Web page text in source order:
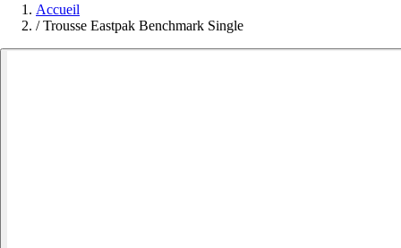
Accueil
/ Trousse Eastpak Benchmark Single